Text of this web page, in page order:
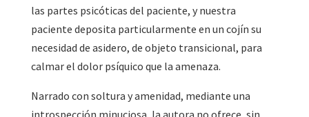
las partes psicóticas del paciente, y nuestra
paciente deposita particularmente en un cojín su
necesidad de asidero, de objeto transicional, para
calmar el dolor psíquico que la amenaza.
Narrado con soltura y amenidad, mediante una